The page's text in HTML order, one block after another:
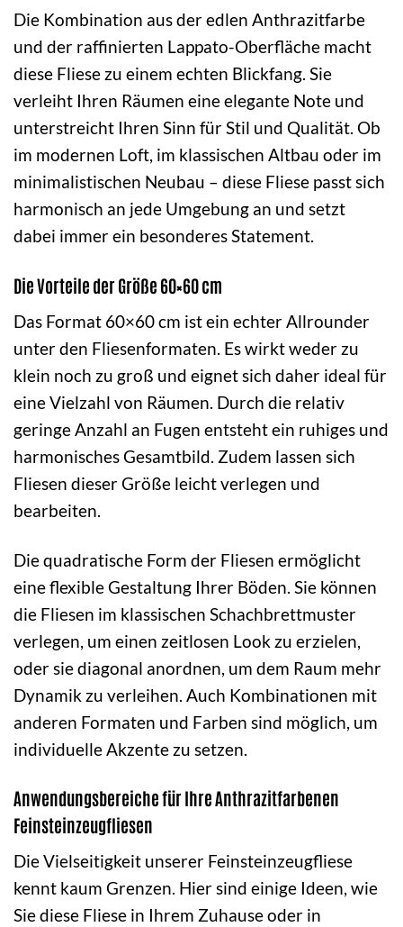
Die Kombination aus der edlen Anthrazitfarbe
und der raffinierten Lappato-Oberfläche macht
diese Fliese zu einem echten Blickfang. Sie
verleiht Ihren Räumen eine elegante Note und
unterstreicht Ihren Sinn für Stil und Qualität. Ob
im modernen Loft, im klassischen Altbau oder im
minimalistischen Neubau – diese Fliese passt sich
harmonisch an jede Umgebung an und setzt
dabei immer ein besonderes Statement.
Die Vorteile der Größe 60×60 cm
Das Format 60×60 cm ist ein echter Allrounder
unter den Fliesenformaten. Es wirkt weder zu
klein noch zu groß und eignet sich daher ideal für
eine Vielzahl von Räumen. Durch die relativ
geringe Anzahl an Fugen entsteht ein ruhiges und
harmonisches Gesamtbild. Zudem lassen sich
Fliesen dieser Größe leicht verlegen und
bearbeiten.
Die quadratische Form der Fliesen ermöglicht
eine flexible Gestaltung Ihrer Böden. Sie können
die Fliesen im klassischen Schachbrettmuster
verlegen, um einen zeitlosen Look zu erzielen,
oder sie diagonal anordnen, um dem Raum mehr
Dynamik zu verleihen. Auch Kombinationen mit
anderen Formaten und Farben sind möglich, um
individuelle Akzente zu setzen.
Anwendungsbereiche für Ihre Anthrazitfarbenen
Feinsteinzeugfliesen
Die Vielseitigkeit unserer Feinsteinzeugfliese
kennt kaum Grenzen. Hier sind einige Ideen, wie
Sie diese Fliese in Ihrem Zuhause oder in